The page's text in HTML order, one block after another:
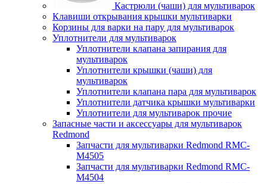
Кастрюли (чаши) для мультиварок
Клавиши открывания крышки мультиварки
Корзины для варки на пару для мультиварок
Уплотнители для мультиварок
Уплотнители клапана запирания для
мультиварок
Уплотнители крышки (чаши) для
мультиварок
Уплотнители клапана пара для мультиварок
Уплотнители датчика крышки мультиварки
Уплотнители для мультиварок прочие
Запасные части и аксессуары для мультиварок
Redmond
Запчасти для мультиварки Redmond RMC-
M4505
Запчасти для мультиварки Redmond RMC-
M4504